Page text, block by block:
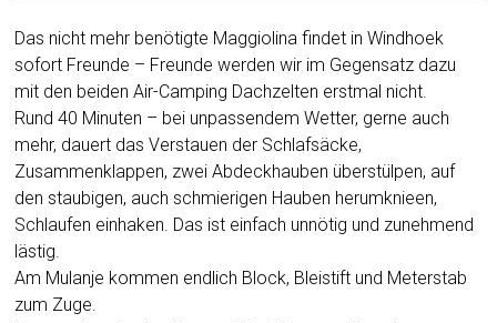
Das nicht mehr benötigte Maggiolina findet in Windhoek
sofort Freunde – Freunde werden wir im Gegensatz dazu
mit den beiden Air-Camping Dachzelten erstmal nicht.
Rund 40 Minuten – bei unpassendem Wetter, gerne auch
mehr, dauert das Verstauen der Schlafsäcke,
Zusammenklappen, zwei Abdeckhauben überstülpen, auf
den staubigen, auch schmierigen Hauben herumknieen,
Schlaufen einhaken. Das ist einfach unnötig und zunehmend
lästig.
Am Mulanje kommen endlich Block, Bleistift und Meterstab
zum Zuge.